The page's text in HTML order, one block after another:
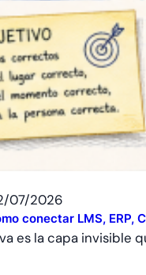
07/2026
conectar LMS, ERP,
es la capa invisible